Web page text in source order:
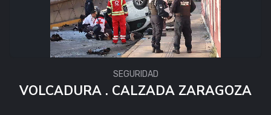
SEGURIDAD
VOLCADURA . CALZADA ZARAGOZA